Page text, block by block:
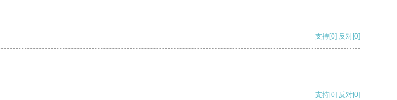
支持[0] 反对[0]
支持[0] 反对[0]